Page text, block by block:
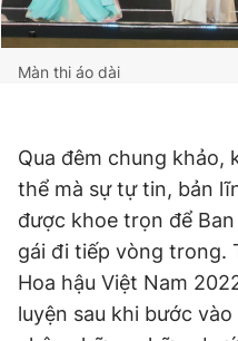
Màn thi áo dài
Qua đêm chung khảo,
thể mà sự tự tin, bản
được khoe trọn để
gái đi tiếp vòng trong.
Hoa hậu Việt Nam
luyện sau khi bước